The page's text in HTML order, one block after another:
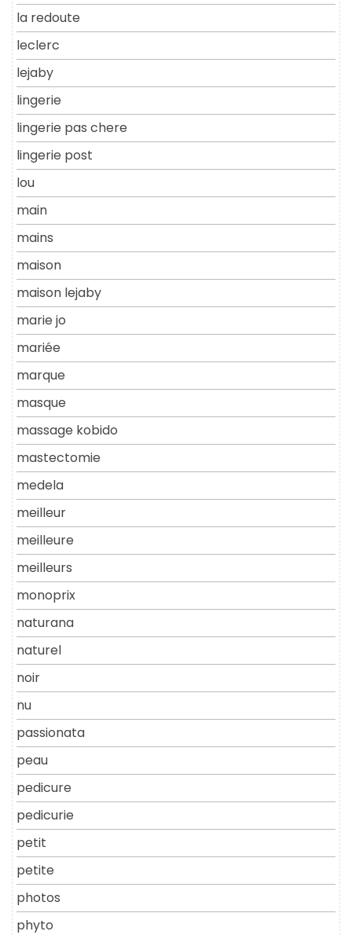
la redoute
leclerc
lejaby
lingerie
lingerie pas chere
lingerie post
lou
main
mains
maison
maison lejaby
marie jo
mariée
marque
masque
massage kobido
mastectomie
medela
meilleur
meilleure
meilleurs
monoprix
naturana
naturel
noir
nu
passionata
peau
pedicure
pedicurie
petit
petite
photos
phyto